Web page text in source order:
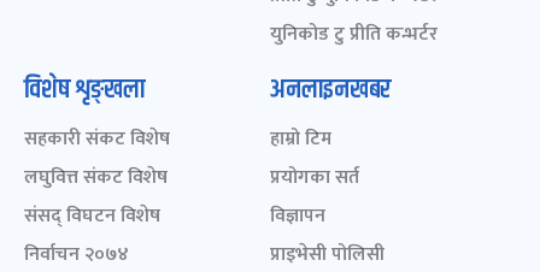
युनिकोड टु प्रीति कन्भर्टर
विशेष शृङ्खला
सहकारी संकट विशेष
लघुवित्त संकट विशेष
संसद् विघटन विशेष
निर्वाचन २०७४
अनलाइनखबर
हाम्रो टिम
प्रयोगका सर्त
विज्ञापन
प्राइभेसी पोलिसी